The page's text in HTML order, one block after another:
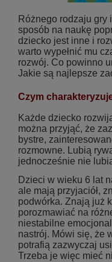
Różnego rodzaju gry
sposób na naukę
dziecko jest inne i
warto wypełnić mu
rozwój. Co powinno
Jakie są najlepsze
Czym
Każde dziecko
można przyjąć, że
bystre,
rozmowne. Lubią
jednocześnie nie
Dzieci w wieku 6 lat
ale mają przyjaciół,
podwórka. Znają już
porozmawiać na
niestabilne
nastrój. Mówi się, że
potrafią zazwyczaj
Trzeba je więc mieć